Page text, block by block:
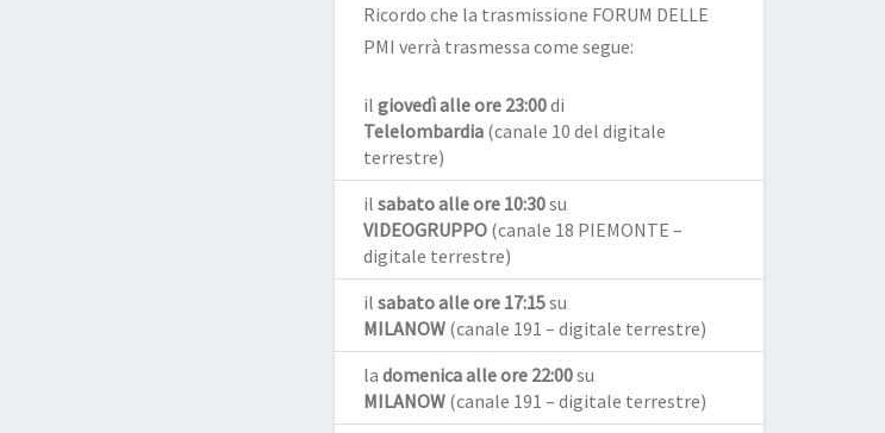
Ricordo che la trasmissione FORUM DELLE
PMI verrà trasmessa come segue:
il giovedì alle ore 23:00di
Telelombardia (canale 10 del digitale
terrestre)
il sabato alle ore 10:30su
VIDEOGRUPPO (canale 18 PIEMONTE –
digitale terrestre)
il sabato alle ore 17:15su
MILANOW (canale 191 – digitale terrestre)
la domenica alle ore 22:00su
MILANOW (canale 191 – digitale terrestre)